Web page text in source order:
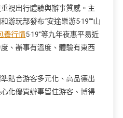
視出行體驗與辦事質感。主
游玩部發布“安途樂游5·19”“山
養行情5·19”等九年夜惠平易近
、辦事有溫度、體驗有東西
貼合游客多元化、高品德出
化優質辦事留住游客、博得